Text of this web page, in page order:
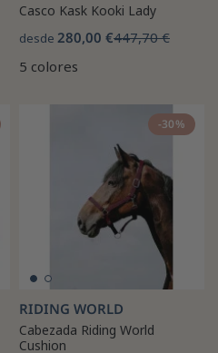
Casco Kask Kooki Lady
desde 280,00 €447,70 €
5 colores
-30%
RIDING WORLD
Cabezada Riding World
Cushion